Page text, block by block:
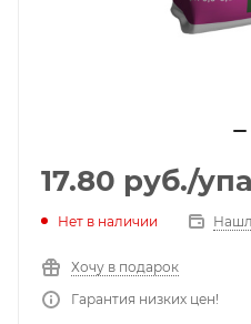
17.80 руб./
Нет в наличии
Хочу в подарок
Гарантия низких цен!